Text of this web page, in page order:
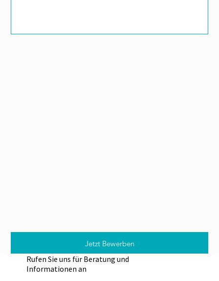
Jetzt Bewerben
Rufen Sie uns für Beratung und
Informationen an